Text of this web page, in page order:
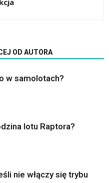
OD AUTORA
w samolotach?
lotu Raptora?
nie włączy się trybu